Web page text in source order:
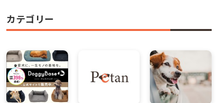
カテゴリー